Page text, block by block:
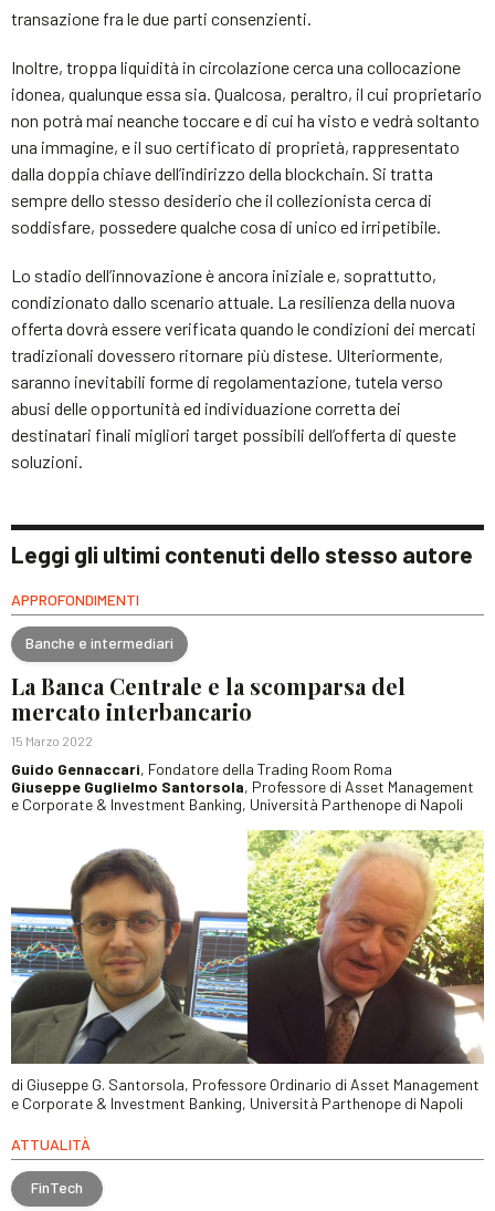
transazione fra le due parti consenzienti.
Inoltre, troppa liquidità in circolazione cerca una collocazione
idonea, qualunque essa sia. Qualcosa, peraltro, il cui proprietario
non potrà mai neanche toccare e di cui ha visto e vedrà soltanto
una immagine, e il suo certificato di proprietà, rappresentato
dalla doppia chiave dell’indirizzo della blockchain. Si tratta
sempre dello stesso desiderio che il collezionista cerca di
soddisfare, possedere qualche cosa di unico ed irripetibile.
Lo stadio dell’innovazione è ancora iniziale e, soprattutto,
condizionato dallo scenario attuale. La resilienza della nuova
offerta dovrà essere verificata quando le condizioni dei mercati
tradizionali dovessero ritornare più distese. Ulteriormente,
saranno inevitabili forme di regolamentazione, tutela verso
abusi delle opportunità ed individuazione corretta dei
destinatari finali migliori target possibili dell’offerta di queste
soluzioni.
Leggi gli ultimi contenuti dello stesso autore
APPROFONDIMENTI
Banche e intermediari
La Banca Centrale e la scomparsa del
mercato interbancario
15 Marzo 2022
Guido Gennaccari, Fondatore della Trading Room Roma
Giuseppe Guglielmo Santorsola, Professore di Asset Management
e Corporate & Investment Banking, Università Parthenope di Napoli
di Giuseppe G. Santorsola, Professore Ordinario di Asset Management
e Corporate & Investment Banking, Università Parthenope di Napoli
ATTUALITÀ
FinTech